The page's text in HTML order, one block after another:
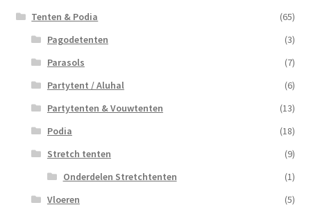
Tenten & Podia
(65)
Pagodetenten
(3)
Parasols
(7)
Partytent / Aluhal
(6)
Partytenten & Vouwtenten
(13)
Podia
(18)
Stretch tenten
(9)
Onderdelen Stretchtenten
(1)
Vloeren
(5)